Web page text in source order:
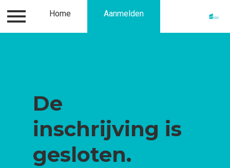
Aanmelden
Over ons
Contact Home Aanmelden
De
inschrijving is
gesloten.